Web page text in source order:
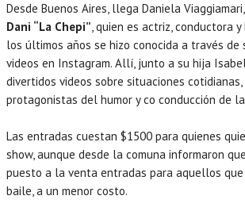
Desde Buenos Aires, llega Daniela
Dani “La Chepi”, quien es actriz, conductora
los últimos años se hizo conocida a través de
videos en Instagram. Allí, junto a su hija
divertidos videos sobre situaciones
protagonistas del humor y co conducción de
Las entradas cuestan $1500 para quienes
show, aunque desde la comuna informaron
puesto a la venta entradas para aquellos
baile, a un menor costo.